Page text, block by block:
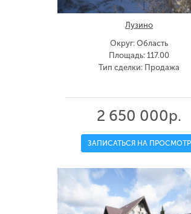
Лузино
Округ: Область
Площадь: 117.00
Тип сделки: Продажа
2 650 000р.
ЗАПИСАТЬСЯ НА ПРОСМОТР